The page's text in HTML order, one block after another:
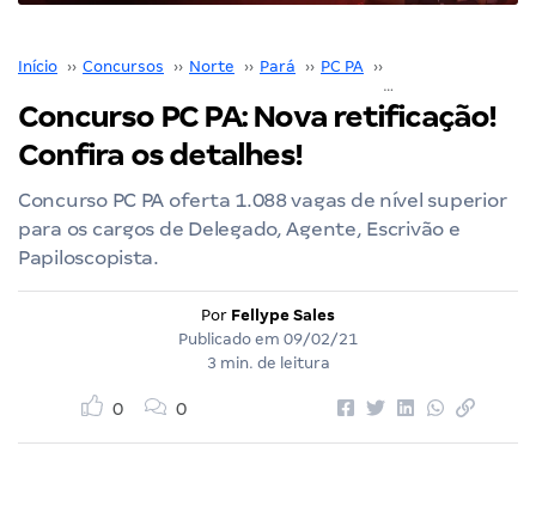
Início ›› Concursos ›› Norte ›› Pará ›› PC PA ››
Concurso PC PA: Nova retificação!
Confira os detalhes!
Concurso PC PA oferta 1.088 vagas de nível superior
para os cargos de Delegado, Agente, Escrivão e
Papiloscopista.
Por Fellype Sales
Publicado em 09/02/21
3 min. de leitura
0 0